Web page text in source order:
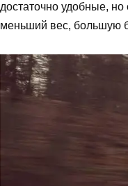
достаточно удобные,
меньший вес, большую